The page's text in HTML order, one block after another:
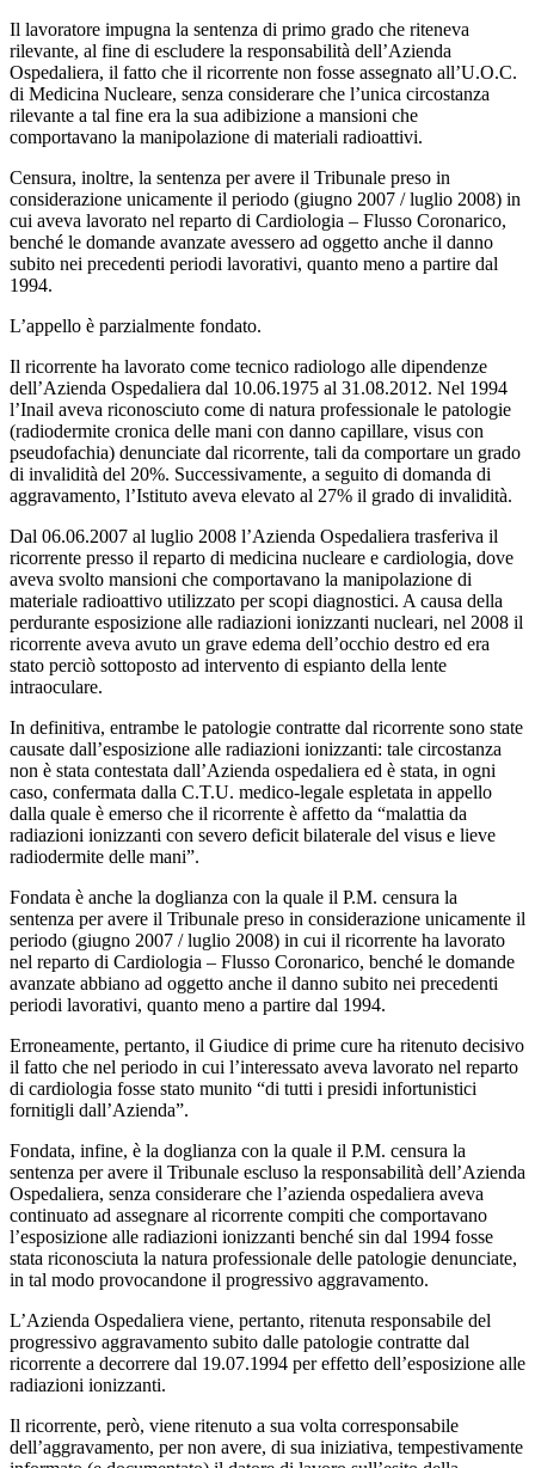
Il lavoratore impugna la sentenza di primo grado che riteneva
rilevante, al fine di escludere la responsabilità dell’Azienda
Ospedaliera, il fatto che il ricorrente non fosse assegnato all’U.O.C.
di Medicina Nucleare, senza considerare che l’unica circostanza
rilevante a tal fine era la sua adibizione a mansioni che
comportavano la manipolazione di materiali radioattivi.
Censura, inoltre, la sentenza per avere il Tribunale preso in
considerazione unicamente il periodo (giugno 2007 / luglio 2008) in
cui aveva lavorato nel reparto di Cardiologia – Flusso Coronarico,
benché le domande avanzate avessero ad oggetto anche il danno
subito nei precedenti periodi lavorativi, quanto meno a partire dal
1994.
L’appello è parzialmente fondato.
Il ricorrente ha lavorato come tecnico radiologo alle dipendenze
dell’Azienda Ospedaliera dal 10.06.1975 al 31.08.2012. Nel 1994
l’Inail aveva riconosciuto come di natura professionale le patologie
(radiodermite cronica delle mani con danno capillare, visus con
pseudofachia) denunciate dal ricorrente, tali da comportare un grado
di invalidità del 20%. Successivamente, a seguito di domanda di
aggravamento, l’Istituto aveva elevato al 27% il grado di invalidità.
Dal 06.06.2007 al luglio 2008 l’Azienda Ospedaliera trasferiva il
ricorrente presso il reparto di medicina nucleare e cardiologia, dove
aveva svolto mansioni che comportavano la manipolazione di
materiale radioattivo utilizzato per scopi diagnostici. A causa della
perdurante esposizione alle radiazioni ionizzanti nucleari, nel 2008 il
ricorrente aveva avuto un grave edema dell’occhio destro ed era
stato perciò sottoposto ad intervento di espianto della lente
intraoculare.
In definitiva, entrambe le patologie contratte dal ricorrente sono state
causate dall’esposizione alle radiazioni ionizzanti: tale circostanza
non è stata contestata dall’Azienda ospedaliera ed è stata, in ogni
caso, confermata dalla C.T.U. medico-legale espletata in appello
dalla quale è emerso che il ricorrente è affetto da “malattia da
radiazioni ionizzanti con severo deficit bilaterale del visus e lieve
radiodermite delle mani”.
Fondata è anche la doglianza con la quale il P.M. censura la
sentenza per avere il Tribunale preso in considerazione unicamente il
periodo (giugno 2007 / luglio 2008) in cui il ricorrente ha lavorato
nel reparto di Cardiologia – Flusso Coronarico, benché le domande
avanzate abbiano ad oggetto anche il danno subito nei precedenti
periodi lavorativi, quanto meno a partire dal 1994.
Erroneamente, pertanto, il Giudice di prime cure ha ritenuto decisivo
il fatto che nel periodo in cui l’interessato aveva lavorato nel reparto
di cardiologia fosse stato munito “di tutti i presidi infortunistici
fornitigli dall’Azienda”.
Fondata, infine, è la doglianza con la quale il P.M. censura la
sentenza per avere il Tribunale escluso la responsabilità dell’Azienda
Ospedaliera, senza considerare che l’azienda ospedaliera aveva
continuato ad assegnare al ricorrente compiti che comportavano
l’esposizione alle radiazioni ionizzanti benché sin dal 1994 fosse
stata riconosciuta la natura professionale delle patologie denunciate,
in tal modo provocandone il progressivo aggravamento.
L’Azienda Ospedaliera viene, pertanto, ritenuta responsabile del
progressivo aggravamento subito dalle patologie contratte dal
ricorrente a decorrere dal 19.07.1994 per effetto dell’esposizione alle
radiazioni ionizzanti.
Il ricorrente, però, viene ritenuto a sua volta corresponsabile
dell’aggravamento, per non avere, di sua iniziativa, tempestivamente